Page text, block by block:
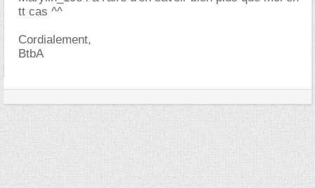
tt cas ^^
Cordialement,
BtbA